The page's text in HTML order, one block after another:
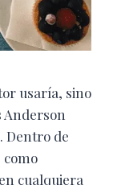
usaría, sino
Anderson
Dentro de
como
cualquiera